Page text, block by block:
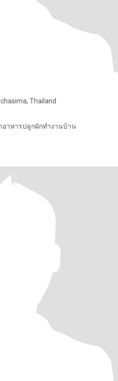
Thailand
าหารปลูกผักทำงานบ้าน